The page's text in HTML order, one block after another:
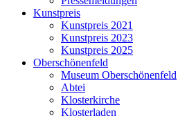
Kunstpreis
Kunstpreis 2021
Kunstpreis 2023
Kunstpreis 2025
Oberschönenfeld
Museum Oberschönenfeld
Abtei
Klosterkirche
Klosterladen